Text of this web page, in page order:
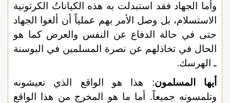
وأما الجهاد فقد استبدلت به هذه الكياناتُ الكرتونية
الاستسلام، بل وصل الأمر بهم عملياً أن ألغوا الجهاد
حتى في حالة الدفاع عن النفس والعرض كما هو
الحال في تخاذلهم عن نصرة المسلمين في البوسنة
ـ الهرسك.
أيها المسلمون: هذا هو الواقع الذي تعيشونه
وتلمسونه جميعاً. أما ما هو المخرج من هذا الواقع